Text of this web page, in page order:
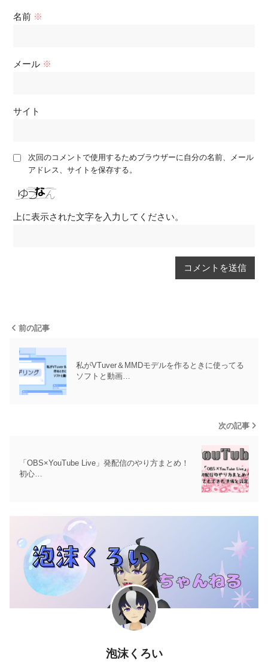
名前 ※
メール ※
サイト
次回のコメントで使用するためブラウザーに自分の名前、メール
アドレス、サイトを保存する。
上に表示された文字を入力してください。
前の記事
私がVTuver＆MMDモデルを作るときに使ってる
ソフトと動画…
次の記事
「OBS×YouTube Live」発配信のやり方まとめ！
初心…
泡沫くろい